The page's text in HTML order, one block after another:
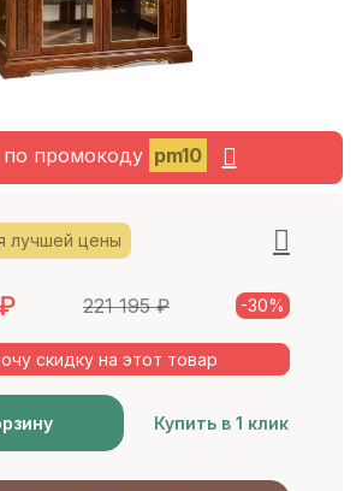
по промокоду pm10
лучшей цены
₽ 221 195₽ -30%
скидку на этот товар
Купить в 1 клик